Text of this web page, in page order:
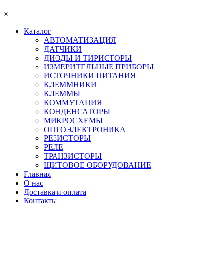
×
Каталог
АВТОМАТИЗАЦИЯ
ДАТЧИКИ
ДИОДЫ И ТИРИСТОРЫ
ИЗМЕРИТЕЛЬНЫЕ ПРИБОРЫ
ИСТОЧНИКИ ПИТАНИЯ
КЛЕММНИКИ
КЛЕММЫ
КОММУТАЦИЯ
КОНДЕНСАТОРЫ
МИКРОСХЕМЫ
ОПТОЭЛЕКТРОНИКА
РЕЗИСТОРЫ
РЕЛЕ
ТРАНЗИСТОРЫ
ЩИТОВОЕ ОБОРУДОВАНИЕ
Главная
О нас
Доставка и оплата
Контакты